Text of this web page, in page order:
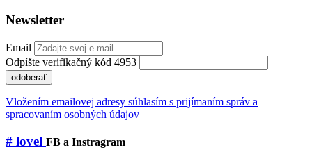
Newsletter
Email
Odpíšte verifikačný kód 4953
odoberať
Vložením emailovej adresy súhlasím s prijímaním správ a
spracovaním osobných údajov
# lovel FB a Instragram